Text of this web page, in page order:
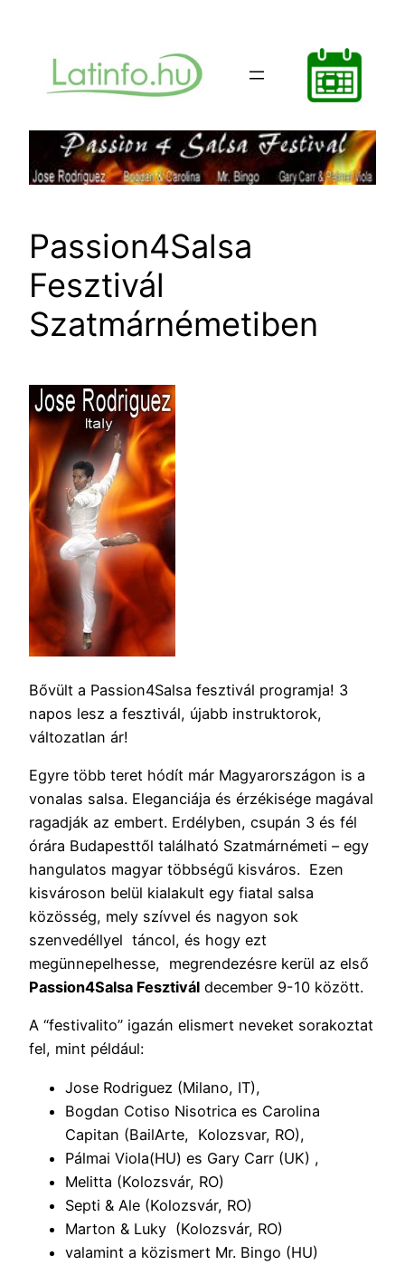
tartalomhoz
Passion4Salsa
Fesztivál
Szatmárnémetiben
Bővült a Passion4Salsa fesztivál programja! 3
napos lesz a fesztivál, újabb instruktorok,
változatlan ár!
Egyre több teret hódít már Magyarországon is a
vonalas salsa. Eleganciája és érzékisége magával
ragadják az embert. Erdélyben, csupán 3 és fél
órára Budapesttől található Szatmárnémeti – egy
hangulatos magyar többségű kisváros. Ezen
kisvároson belül kialakult egy fiatal salsa
közösség, mely szívvel és nagyon sok
szenvedéllyel táncol, és hogy ezt
megünnepelhesse, megrendezésre kerül az első
Passion4Salsa Fesztivál december 9-10 között.
A “festivalito” igazán elismert neveket sorakoztat
fel, mint például:
Jose Rodriguez (Milano, IT),
Bogdan Cotiso Nisotrica es Carolina
Capitan (BailArte, Kolozsvar, RO),
Pálmai Viola(HU) es Gary Carr (UK) ,
Melitta (Kolozsvár, RO)
Septi & Ale (Kolozsvár, RO)
Marton & Luky (Kolozsvár, RO)
valamint a közismert Mr. Bingo (HU)